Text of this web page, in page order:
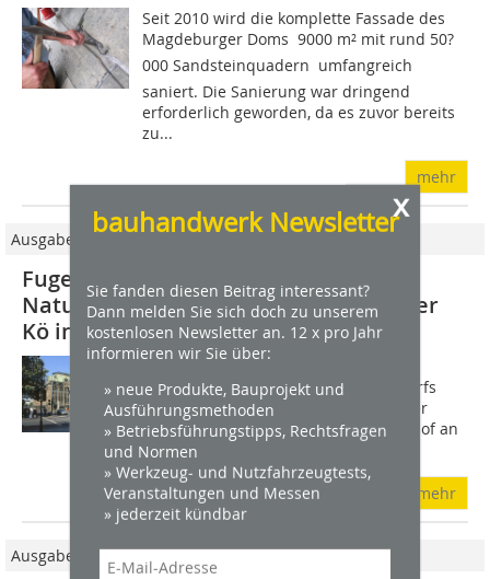
x
bauhandwerk Newsletter
Sie fanden diesen Beitrag interessant?
Dann melden Sie sich doch zu unserem
kostenlosen Newsletter an. 12 x pro Jahr
informieren wir Sie über:
» neue Produkte, Bauprojekt und
Ausführungsmethoden
» Betriebsführungstipps, Rechtsfragen
und Normen
» Werkzeug- und Nutzfahrzeugtests,
Veranstaltungen und Messen
» jederzeit kündbar
Seit 2010 wird die komplette Fassade des
Magdeburger Doms  9000 m² mit rund 50?
000 Sandsteinquadern  umfangreich
saniert. Die Sanierung war dringend
erforderlich geworden, da es zuvor bereits
zu...
mehr
Ausgabe 05/2013
Fugen aus Blei Sanierung der
Natursteinfassaden am Kaufhof an der
Kö in Düsseldorf
Menschen pro Stunde über Düsseldorfs
elegante Einkaufsmeile. Viele führt der
Bummel zur Königsallee 1, zum Kaufhof an
der Kö. Der repräsentative...
mehr
Ausgabe 04/2014